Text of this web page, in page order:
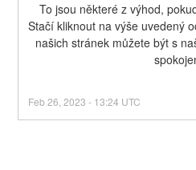
To jsou některé z výhod,
Stačí kliknout na výše uvedený
našich stránek můžete být s
Feb26,2023 - 13:24 UTC